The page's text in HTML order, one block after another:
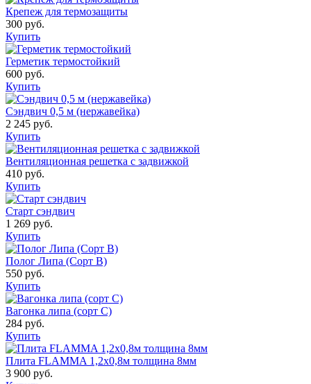
Крепеж для термозащиты
300 руб.
Купить
Герметик термостойкий
600 руб.
Купить
Сэндвич 0,5 м (нержавейка)
2 245 руб.
Купить
Вентиляционная решетка с задвижкой
410 руб.
Купить
Старт сэндвич
1 269 руб.
Купить
Полог Липа (Сорт B)
550 руб.
Купить
Вагонка липа (сорт С)
284 руб.
Купить
Плита FLAMMA 1,2х0,8м толщина 8мм
3 900 руб.